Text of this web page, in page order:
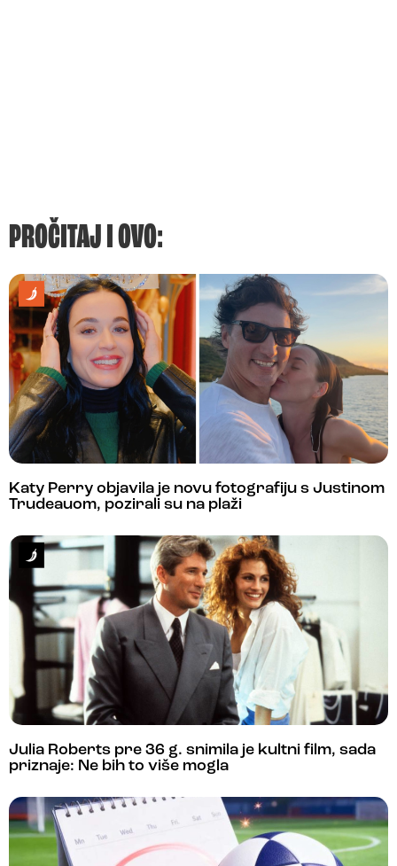
PROČITAJ I OVO:
Katy Perry objavila je novu fotografiju s Justinom
Trudeauom, pozirali su na plaži
Julia Roberts pre 36 g. snimila je kultni film, sada
priznaje: Ne bih to više mogla